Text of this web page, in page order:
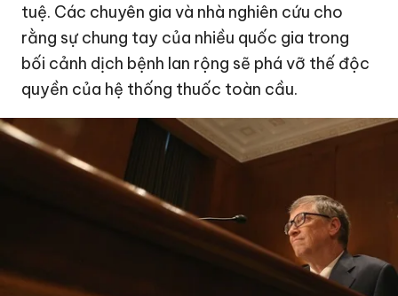
tuệ. Các chuyên gia và nhà nghiên cứu cho
rằng sự chung tay của nhiều quốc gia trong
bối cảnh dịch bệnh lan rộng sẽ phá vỡ thế độc
quyền của hệ thống thuốc toàn cầu.